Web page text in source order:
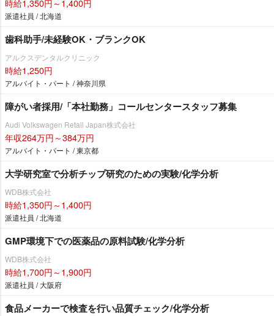
時給1,350円～1,400円
派遣社員 / 北海道
歯科助手/未経験OK・ブランクOK
アルクスデンタルクリニック
時給1,250円
アルバイト・パート / 神奈川県
障がい者採用/「本社勤務」コールセンタースタッフ募集
Audi Volkswagen Retail Japan株式会社
年収264万円～384万円
アルバイト・パート / 東京都
大学研究室で分析チップ研究のための実験/化学分析
WDB株式会社
時給1,350円～1,400円
派遣社員 / 北海道
GMP環境下での医薬品の原料試験/化学分析
WDB株式会社
時給1,700円～1,900円
派遣社員 / 大阪府
食品メーカーで検査を行い品質チェック/化学分析